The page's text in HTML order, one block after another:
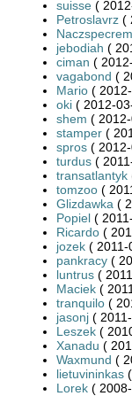
suisse (
Petroslavrz (
jebodiah (
ciman (
vagabond (
Mario (
oki ( 2012-
shem (
stamper (
spros (
turdus (
transatlantyk
tomzoo (
Glizdawka (
Popiel (
Ricardo (
jozek ( 2011-
pankracy (
luntrus (
Maciek (
tranquilo (
jasonj (
Leszek (
Xanadu (
Waxmund (
lietuvininkas
Lorek (